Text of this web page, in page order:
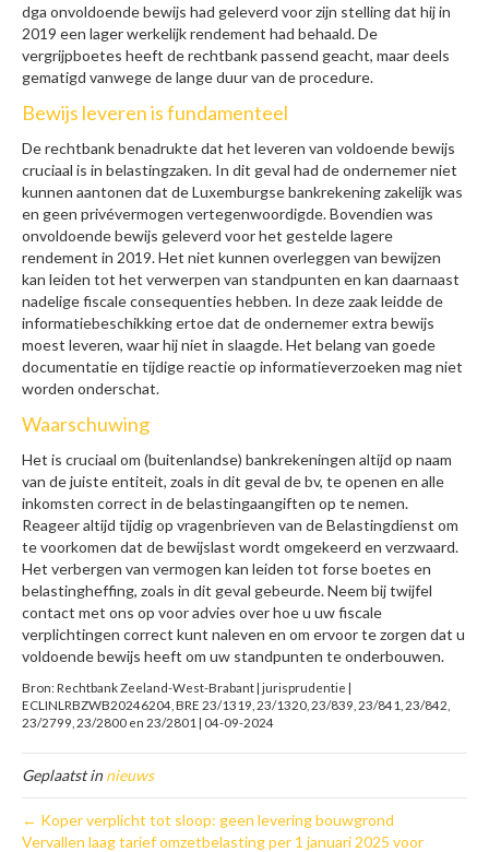
dga onvoldoende bewijs had geleverd voor zijn stelling dat hij in
2019 een lager werkelijk rendement had behaald. De
vergrijpboetes heeft de rechtbank passend geacht, maar deels
gematigd vanwege de lange duur van de procedure.
Bewijs leveren is fundamenteel
De rechtbank benadrukte dat het leveren van voldoende bewijs
cruciaal is in belastingzaken. In dit geval had de ondernemer niet
kunnen aantonen dat de Luxemburgse bankrekening zakelijk was
en geen privévermogen vertegenwoordigde. Bovendien was
onvoldoende bewijs geleverd voor het gestelde lagere
rendement in 2019. Het niet kunnen overleggen van bewijzen
kan leiden tot het verwerpen van standpunten en kan daarnaast
nadelige fiscale consequenties hebben. In deze zaak leidde de
informatiebeschikking ertoe dat de ondernemer extra bewijs
moest leveren, waar hij niet in slaagde. Het belang van goede
documentatie en tijdige reactie op informatieverzoeken mag niet
worden onderschat.
Waarschuwing
Het is cruciaal om (buitenlandse) bankrekeningen altijd op naam
van de juiste entiteit, zoals in dit geval de bv, te openen en alle
inkomsten correct in de belastingaangiften op te nemen.
Reageer altijd tijdig op vragenbrieven van de Belastingdienst om
te voorkomen dat de bewijslast wordt omgekeerd en verzwaard.
Het verbergen van vermogen kan leiden tot forse boetes en
belastingheffing, zoals in dit geval gebeurde. Neem bij twijfel
contact met ons op voor advies over hoe u uw fiscale
verplichtingen correct kunt naleven en om ervoor te zorgen dat u
voldoende bewijs heeft om uw standpunten te onderbouwen.
Bron: Rechtbank Zeeland-West-Brabant | jurisprudentie |
ECLINLRBZWB20246204, BRE 23/1319, 23/1320, 23/839, 23/841, 23/842,
23/2799, 23/2800 en 23/2801 | 04-09-2024
Geplaatst innieuws
← Koper verplicht tot sloop: geen levering bouwgrond
Vervallen laag tarief omzetbelasting per 1 januari 2025 voor